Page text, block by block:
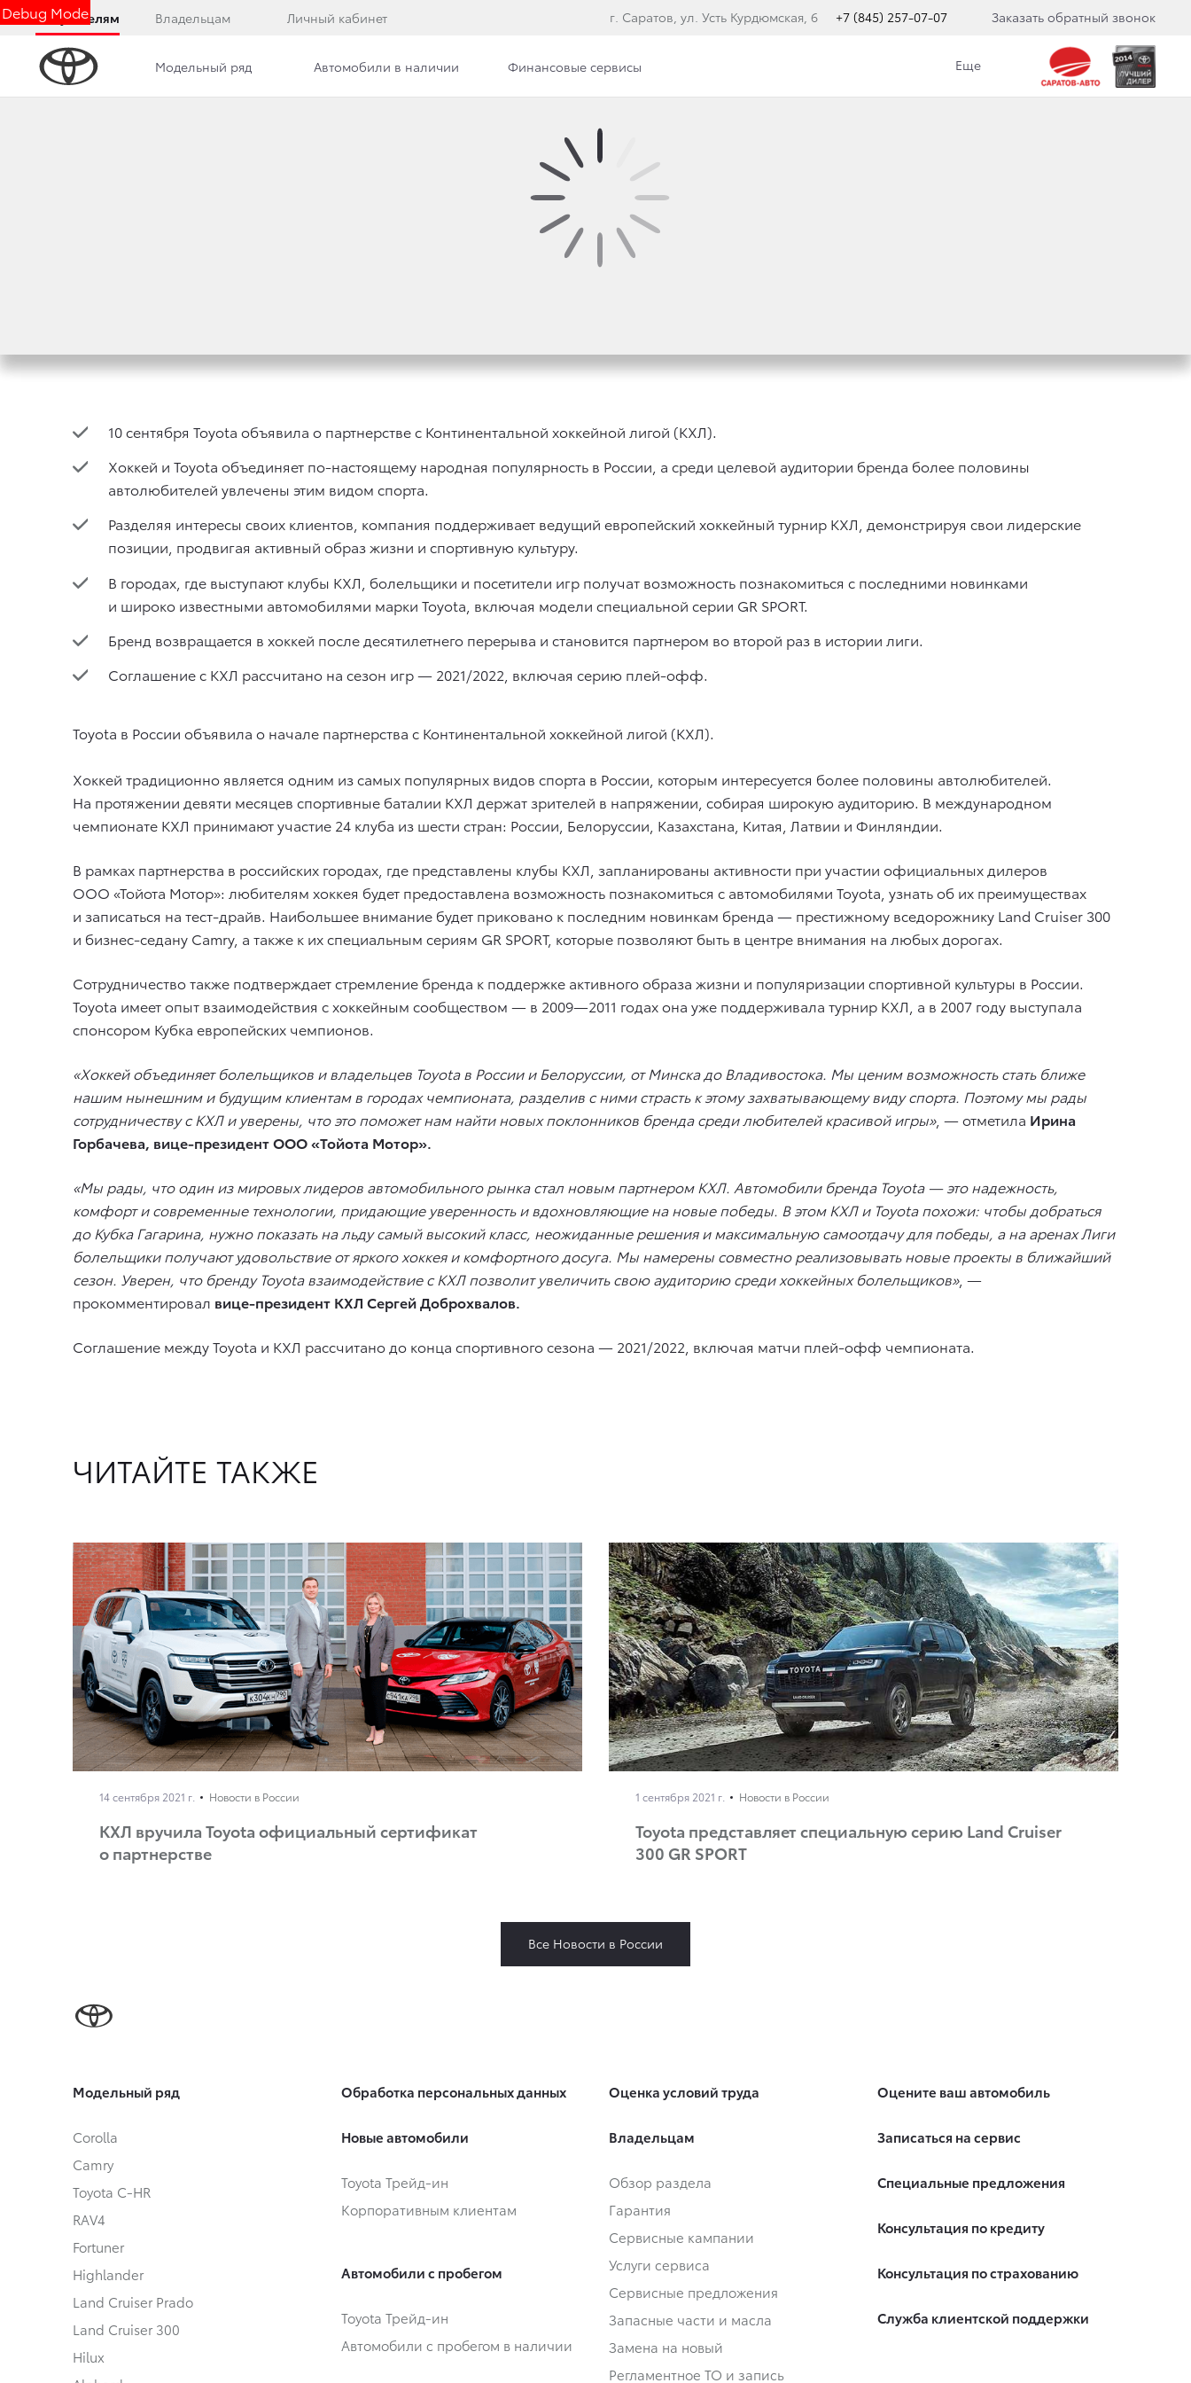
Debug Mode
Покупателям Владельцам Личный кабинет г. Саратов, ул. Усть Курдюмская, 6 +7 (845) 257-07-07 Заказать обратный звонок
Модельный ряд Автомобили в наличии Финансовые сервисы Еще
Вакансии
TOYOTA СТАЛА ПАРТНЕРОМ ЧЕМПИОНАТА
КОНТИНЕНТАЛЬНОЙ ХОККЕЙНОЙ ЛИГИ — 2021/2022
10 сентября Toyota объявила о партнерстве с Континентальной хоккейной лигой (КХЛ).
Хоккей и Toyota объединяет по-настоящему народная популярность в России, а среди целевой аудитории бренда более половины
автолюбителей увлечены этим видом спорта.
Разделяя интересы своих клиентов, компания поддерживает ведущий европейский хоккейный турнир КХЛ, демонстрируя свои лидерские
позиции, продвигая активный образ жизни и спортивную культуру.
В городах, где выступают клубы КХЛ, болельщики и посетители игр получат возможность познакомиться с последними новинками
и широко известными автомобилями марки Toyota, включая модели специальной серии GR SPORT.
Бренд возвращается в хоккей после десятилетнего перерыва и становится партнером во второй раз в истории лиги.
Соглашение с КХЛ рассчитано на сезон игр — 2021/2022, включая серию плей-офф.
Toyota в России объявила о начале партнерства с Континентальной хоккейной лигой (КХЛ).
Хоккей традиционно является одним из самых популярных видов спорта в России, которым интересуется более половины автолюбителей.
На протяжении девяти месяцев спортивные баталии КХЛ держат зрителей в напряжении, собирая широкую аудиторию. В международном
чемпионате КХЛ принимают участие 24 клуба из шести стран: России, Белоруссии, Казахстана, Китая, Латвии и Финляндии.
В рамках партнерства в российских городах, где представлены клубы КХЛ, запланированы активности при участии официальных дилеров
ООО «Тойота Мотор»: любителям хоккея будет предоставлена возможность познакомиться с автомобилями Toyota, узнать об их преимуществах
и записаться на тест-драйв. Наибольшее внимание будет приковано к последним новинкам бренда — престижному вседорожнику Land Cruiser 300
и бизнес-седану Camry, а также к их специальным сериям GR SPORT, которые позволяют быть в центре внимания на любых дорогах.
Сотрудничество также подтверждает стремление бренда к поддержке активного образа жизни и популяризации спортивной культуры в России.
Toyota имеет опыт взаимодействия с хоккейным сообществом — в 2009—2011 годах она уже поддерживала турнир КХЛ, а в 2007 году выступала
спонсором Кубка европейских чемпионов.
«Хоккей объединяет болельщиков и владельцев Toyota в России и Белоруссии, от Минска до Владивостока. Мы ценим возможность стать ближе
нашим нынешним и будущим клиентам в городах чемпионата, разделив с ними страсть к этому захватывающему виду спорта. Поэтому мы рады
сотрудничеству с КХЛ и уверены, что это поможет нам найти новых поклонников бренда среди любителей красивой игры», — отметила Ирина
Горбачева, вице-президент ООО «Тойота Мотор».
«Мы рады, что один из мировых лидеров автомобильного рынка стал новым партнером КХЛ. Автомобили бренда Toyota — это надежность,
комфорт и современные технологии, придающие уверенность и вдохновляющие на новые победы. В этом КХЛ и Toyota похожи: чтобы добраться
до Кубка Гагарина, нужно показать на льду самый высокий класс, неожиданные решения и максимальную самоотдачу для победы, а на аренах Лиги
болельщики получают удовольствие от яркого хоккея и комфортного досуга. Мы намерены совместно реализовывать новые проекты в ближайший
сезон. Уверен, что бренду Toyota взаимодействие с КХЛ позволит увеличить свою аудиторию среди хоккейных болельщиков», —
прокомментировал вице-президент КХЛ Сергей Доброхвалов.
Соглашение между Toyota и КХЛ рассчитано до конца спортивного сезона — 2021/2022, включая матчи плей-офф чемпионата.
ЧИТАЙТЕ ТАКЖЕ
14 сентября 2021 г. Новости в России
КХЛ вручила Toyota официальный сертификат
о партнерстве
1 сентября 2021 г. Новости в России
Toyota представляет специальную серию Land Cruiser
300 GR SPORT
Все Новости в России
Модельный ряд
Corolla
Camry
Toyota C-HR
RAV4
Fortuner
Highlander
Land Cruiser Prado
Land Cruiser 300
Hilux
Обработка персональных данных
Новые автомобили
Toyota Трейд-ин
Корпоративным клиентам
Автомобили с пробегом
Toyota Трейд-ин
Автомобили с пробегом в наличии
Оценка условий труда
Владельцам
Обзор раздела
Гарантия
Сервисные кампании
Услуги сервиса
Сервисные предложения
Запасные части и масла
Замена на новый
Регламентное ТО и запись
Оцените ваш автомобиль
Записаться на сервис
Специальные предложения
Консультация по кредиту
Консультация по страхованию
Служба клиентской поддержки